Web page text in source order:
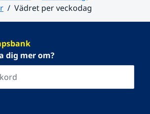
Vädret per veckodag
dig mer om?